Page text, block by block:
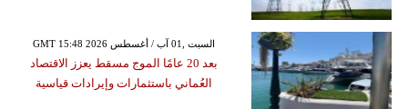
GMT 15:48 2026 السبت ,01 آب / أغسطس
بعد 20 عامًا الموج مسقط يعزز الاقتصاد
العُماني باستثمارات وإيرادات قياسية